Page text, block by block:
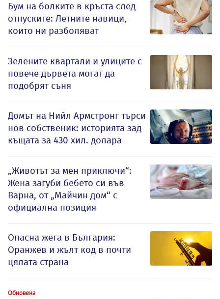
Бум на болките в кръста след
отпуските: Летните навици,
които ни разболяват
Зелените квартали и улиците с
повече дървета могат да
подобрят съня
Домът на Нийл Армстронг търси
нов собственик: историята зад
къщата за 430 хил. долара
„Животът за мен приключи“:
Жена загуби бебето си във
Варна, от „Майчин дом“ с
официална позиция
Опасна жега в България:
Оранжев и жълт код в почти
цялата страна
Обновена